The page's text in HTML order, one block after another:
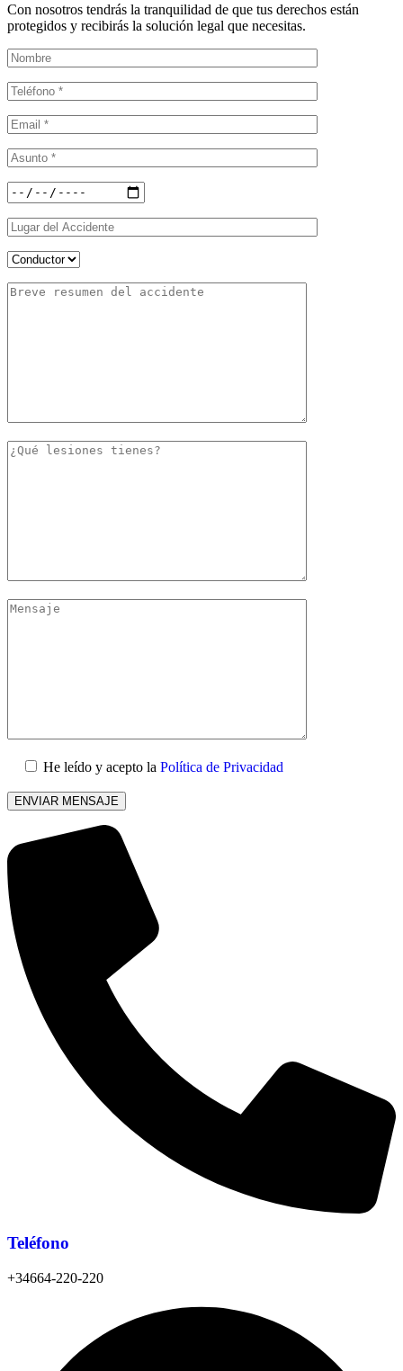
Con nosotros tendrás la tranquilidad de que tus derechos están
protegidos y recibirás la solución legal que necesitas.
He leído y acepto la Política de Privacidad
Por
favor,
este
Teléfono
+34664-220-220